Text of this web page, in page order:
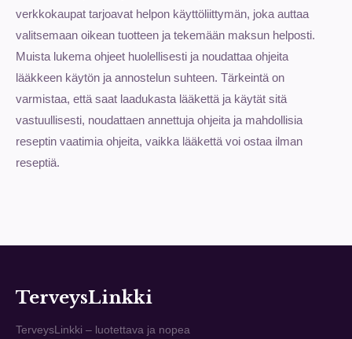
verkkokaupat tarjoavat helpon käyttöliittymän, joka auttaa
valitsemaan oikean tuotteen ja tekemään maksun helposti.
Muista lukema ohjeet huolellisesti ja noudattaa ohjeita
lääkkeen käytön ja annostelun suhteen. Tärkeintä on
varmistaa, että saat laadukasta lääkettä ja käytät sitä
vastuullisesti, noudattaen annettuja ohjeita ja mahdollisia
reseptin vaatimia ohjeita, vaikka lääkettä voi ostaa ilman
reseptiä.
TerveysLinkki
TerveysLinkki – luotettava ja nopea